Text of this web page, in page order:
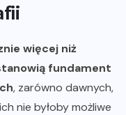
więcej niż
fundament
, zarówno dawnych,
nie byłoby możliwe